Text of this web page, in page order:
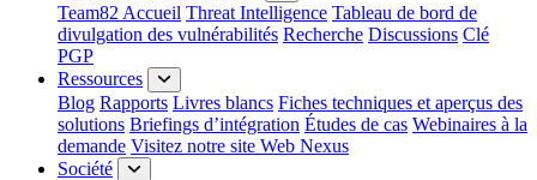
Team82 Accueil Threat Intelligence Tableau de bord de
divulgation des vulnérabilités Recherche Discussions Clé
PGP
Ressources
Blog Rapports Livres blancs Fiches techniques et aperçus des
solutions Briefings d’intégration Études de cas Webinaires à la
demande Visitez notre site Web Nexus
Société